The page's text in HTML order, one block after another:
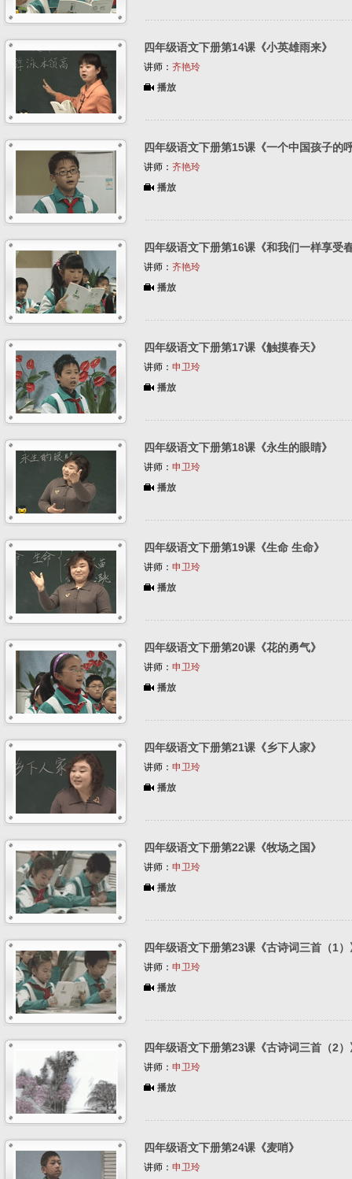
四年级语文下册第14课《小英雄雨来》
讲师： 齐艳玲
播放
四年级语文下册第15课《一个中国孩子的
讲师： 齐艳玲
播放
四年级语文下册第16课《和我们一样享受
讲师： 齐艳玲
播放
四年级语文下册第17课《触摸春天》
讲师： 申卫玲
播放
四年级语文下册第18课《永生的眼睛》
讲师： 申卫玲
播放
四年级语文下册第19课《生命 生命》
讲师： 申卫玲
播放
四年级语文下册第20课《花的勇气》
讲师： 申卫玲
播放
四年级语文下册第21课《乡下人家》
讲师： 申卫玲
播放
四年级语文下册第22课《牧场之国》
讲师： 申卫玲
播放
四年级语文下册第23课《古诗词三首（1）
讲师： 申卫玲
播放
四年级语文下册第23课《古诗词三首（2）
讲师： 申卫玲
播放
四年级语文下册第24课《麦哨》
讲师： 申卫玲